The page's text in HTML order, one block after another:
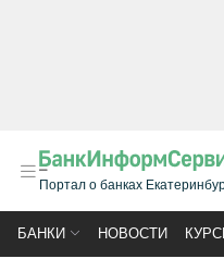
Портал о банках
БАНКИ НОВОСТИ